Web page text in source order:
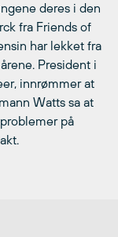
deres i den
fra Friends of
har lekket fra
President i
innrømmer at
Watts sa at
på